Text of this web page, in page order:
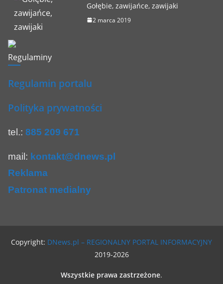
Gołębie, zawijańce, zawijaki
2 marca 2019
Regulaminy
Regulamin portalu
Polityka prywatności
tel.: 885 209 671
mail: kontakt@dnews.pl
Reklama
Patronat medialny
Copyright: DNews.pl – REGIONALNY PORTAL INFORMACYJNY
2019-2026
Wszystkie prawa zastrzeżone.